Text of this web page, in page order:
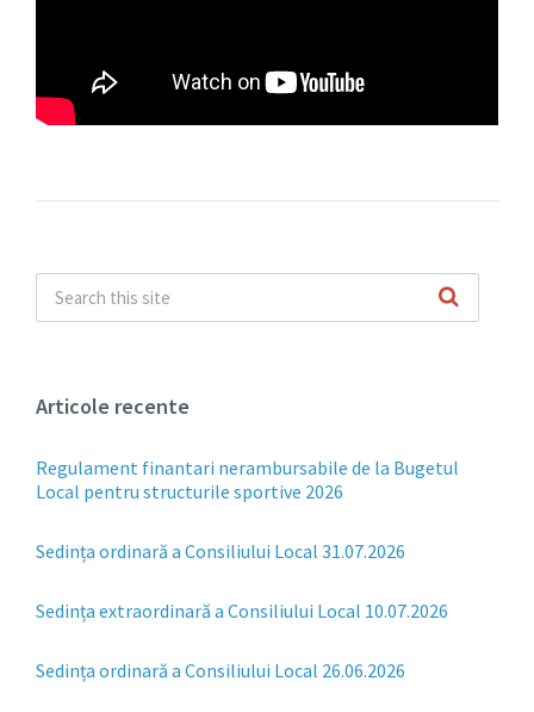
Articole recente
Regulament finantari nerambursabile de la Bugetul
Local pentru structurile sportive 2026
Sedința ordinară a Consiliului Local 31.07.2026
Sedința extraordinară a Consiliului Local 10.07.2026
Sedința ordinară a Consiliului Local 26.06.2026